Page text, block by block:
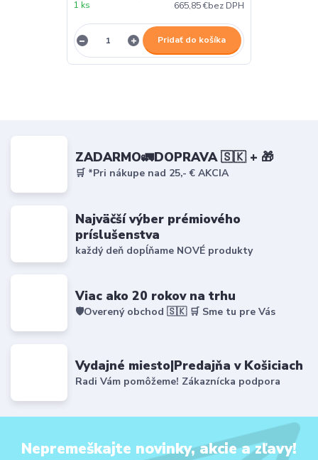
665,85 €bez DPH
1 ks
Pridať do košíka
ZADARMO🚛DOPRAVA 🇸🇰 + 🎁
🛒 *Pri nákupe nad 25,- € AKCIA
Najväčší výber prémiového
príslušenstva
každý deň dopĺňame NOVÉ produkty
Viac ako 20 rokov na trhu
🛡️Overený obchod 🇸🇰 🛒 Sme tu pre Vás
Vydajné miesto|Predajňa v Košiciach
Radi Vám pomôžeme! Zákaznícka podpora
Nepremeškajte novinky, akcie a zľavy!